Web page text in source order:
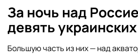
За ночь над
девять
Большую часть из них — над